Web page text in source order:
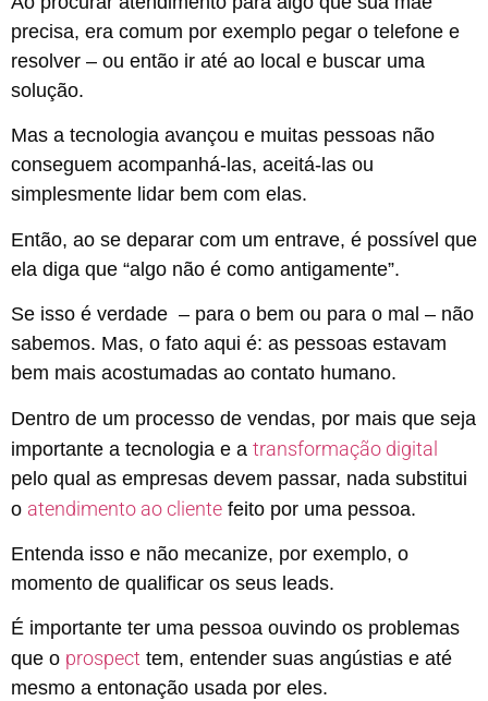
precisa, era comum por exemplo pegar o telefone e
resolver – ou então ir até ao local e buscar uma
solução.
Mas a tecnologia avançou e muitas pessoas não
conseguem acompanhá-las, aceitá-las ou
simplesmente lidar bem com elas.
Então, ao se deparar com um entrave, é possível que
ela diga que “algo não é como antigamente”.
Se isso é verdade – para o bem ou para o mal – não
sabemos. Mas, o fato aqui é: as pessoas estavam
bem mais acostumadas ao contato humano.
Dentro de um processo de vendas, por mais que seja
importante a tecnologia e a transformação digital
pelo qual as empresas devem passar, nada substitui
o atendimento ao cliente feito por uma pessoa.
Entenda isso e não mecanize, por exemplo, o
momento de qualificar os seus leads.
É importante ter uma pessoa ouvindo os problemas
que o prospect tem, entender suas angústias e até
mesmo a entonação usada por eles.